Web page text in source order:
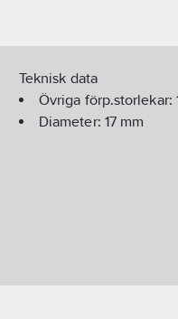
Teknisk data
Övriga förp.storlekar:
Diameter: 17mm